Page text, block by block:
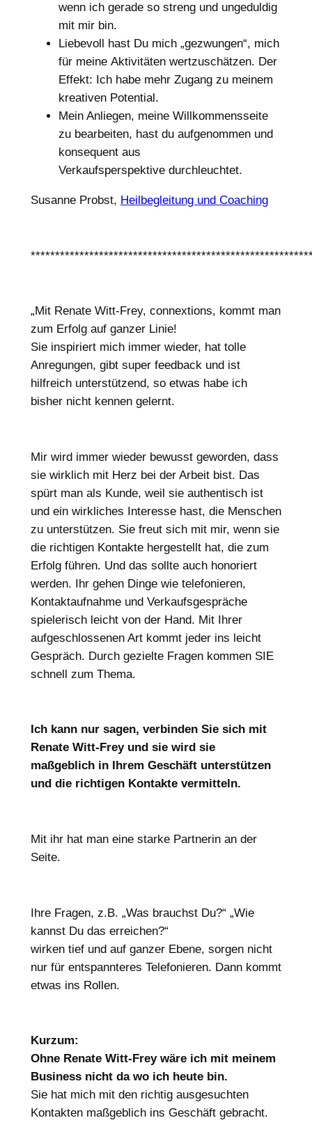
wenn ich gerade so streng und ungeduldig
mit mir bin.
Liebevoll hast Du mich „gezwungen“, mich
für meine Aktivitäten wertzuschätzen. Der
Effekt: Ich habe mehr Zugang zu meinem
kreativen Potential.
Mein Anliegen, meine Willkommensseite
zu bearbeiten, hast du aufgenommen und
konsequent aus
Verkaufsperspektive durchleuchtet.
Susanne Probst, Heilbegleitung und Coaching
„Mit Renate Witt-Frey, connextions, kommt man
zum Erfolg auf ganzer Linie!
Sie inspiriert mich immer wieder, hat tolle
Anregungen, gibt super feedback und ist
hilfreich unterstützend, so etwas habe ich
bisher nicht kennen gelernt.
Mir wird immer wieder bewusst geworden, dass
sie wirklich mit Herz bei der Arbeit bist. Das
spürt man als Kunde, weil sie authentisch ist
und ein wirkliches Interesse hast, die Menschen
zu unterstützen. Sie freut sich mit mir, wenn sie
die richtigen Kontakte hergestellt hat, die zum
Erfolg führen. Und das sollte auch honoriert
werden. Ihr gehen Dinge wie telefonieren,
Kontaktaufnahme und Verkaufsgespräche
spielerisch leicht von der Hand. Mit Ihrer
aufgeschlossenen Art kommt jeder ins leicht
Gespräch. Durch gezielte Fragen kommen SIE
schnell zum Thema.
Ich kann nur sagen, verbinden Sie sich mit
Renate Witt-Frey und sie wird sie
maßgeblich in Ihrem Geschäft unterstützen
und die richtigen Kontakte vermitteln.
Mit ihr hat man eine starke Partnerin an der
Seite.
Ihre Fragen, z.B. „Was brauchst Du?“ „Wie
kannst Du das erreichen?“
wirken tief und auf ganzer Ebene, sorgen nicht
nur für entspannteres Telefonieren. Dann kommt
etwas ins Rollen.
Kurzum:
Ohne Renate Witt-Frey wäre ich mit meinem
Business nicht da wo ich heute bin.
Sie hat mich mit den richtig ausgesuchten
Kontakten maßgeblich ins Geschäft gebracht.